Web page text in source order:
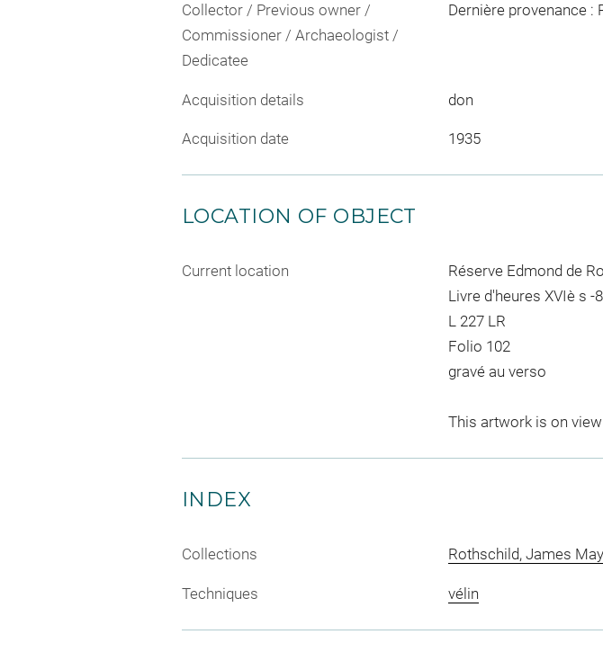
Collector / Previous owner /
Commissioner / Archaeologist /
Dedicatee
Dernière provenance :
Acquisition details don
Acquisition date 1935
LOCATION OF OBJECT
Current location
Réserve Edmond de
Livre d'heures XVIè s -
L 227 LR
Folio 102
gravé au verso
This artwork is on
INDEX
Collections Rothschild, James
Techniques vélin